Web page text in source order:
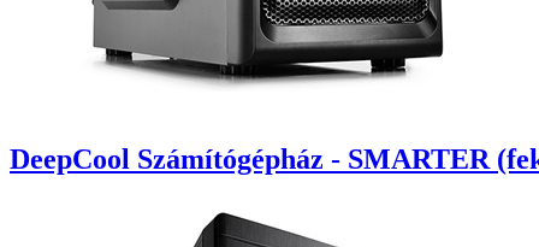
DeepCool Számítógépház - SMARTER